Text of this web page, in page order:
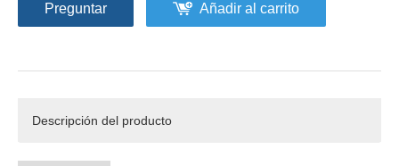
Preguntar Añadir al carrito
Descripción del producto